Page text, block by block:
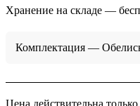
Хранение на складе —
Комплектация —
Цена действительна